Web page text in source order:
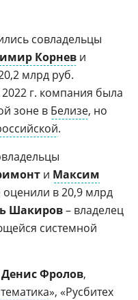
совладельцы
Корнев и
млрд руб.
г. компания была
зоне в Белизе, но
.
и Максим
оценили в 20,9 млрд
Шакиров– владелец
системной
Денис Фролов,
», «Русбитех